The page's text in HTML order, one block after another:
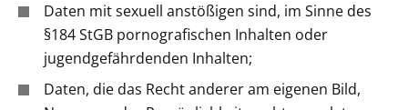
Daten mit sexuell anstößigen sind, im Sinne des
§184 StGB pornografischen Inhalten oder
jugendgefährdenden Inhalten;
Daten, die das Recht anderer am eigenen Bild,